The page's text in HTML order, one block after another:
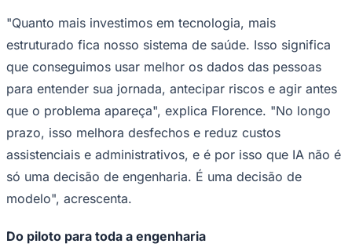
São Paulo
"Quanto mais investimos em tecnologia, mais
estruturado fica nosso sistema de saúde. Isso significa
que conseguimos usar melhor os dados das pessoas
para entender sua jornada, antecipar riscos e agir antes
que o problema apareça", explica Florence. "No longo
prazo, isso melhora desfechos e reduz custos
assistenciais e administrativos, e é por isso que IA não é
só uma decisão de engenharia. É uma decisão de
modelo", acrescenta.
Do piloto para toda a engenharia